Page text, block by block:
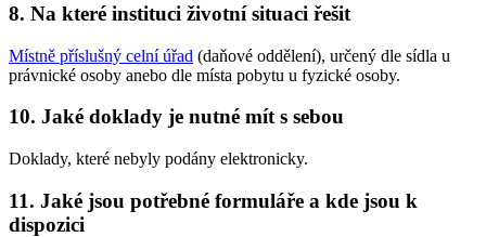
8. Na které instituci životní situaci řešit
Místně příslušný celní úřad (daňové oddělení), určený dle sídla u
právnické osoby anebo dle místa pobytu u fyzické osoby.
10. Jaké doklady je nutné mít s sebou
Doklady, které nebyly podány elektronicky.
11. Jaké jsou potřebné formuláře a kde jsou k
dispozici